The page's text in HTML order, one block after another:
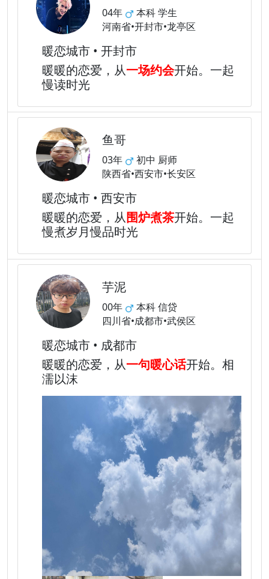
04年
本科 学生
河南省•开封市•龙亭区
暖恋城市 • 开封市
暖暖的恋爱，从一场约会开始。一起
慢读时光
鱼哥
03年
初中 厨师
陕西省•西安市•长安区
暖恋城市 • 西安市
暖暖的恋爱，从围炉煮茶开始。一起
慢煮岁月慢品时光
芋泥
00年
本科 信贷
四川省•成都市•武侯区
暖恋城市 • 成都市
暖暖的恋爱，从一句暖心话开始。相
濡以沫